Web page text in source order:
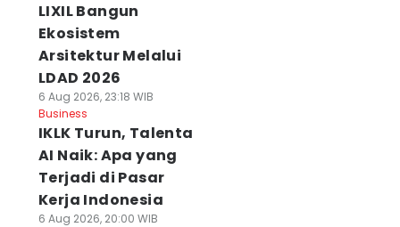
LIXIL Bangun
Ekosistem
Arsitektur Melalui
LDAD 2026
6 Aug 2026, 23:18 WIB
Business
IKLK Turun, Talenta
AI Naik: Apa yang
Terjadi di Pasar
Kerja Indonesia
6 Aug 2026, 20:00 WIB